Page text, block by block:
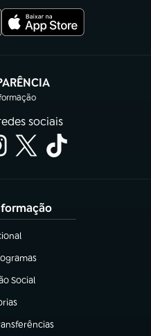
em nova aba)
sociais
nova aba)
aba)
Social
aba)
nova aba)